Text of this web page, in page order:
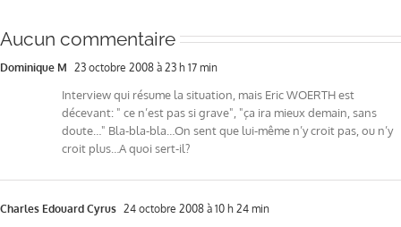
Aucun commentaire
Dominique M 23 octobre 2008 à 23 h 17 min
Interview qui résume la situation, mais Eric WOERTH est
décevant: " ce n’est pas si grave", "ça ira mieux demain, sans
doute…" Bla-bla-bla…On sent que lui-même n’y croit pas, ou n’y
croit plus…A quoi sert-il?
Charles Edouard Cyrus 24 octobre 2008 à 10 h 24 min